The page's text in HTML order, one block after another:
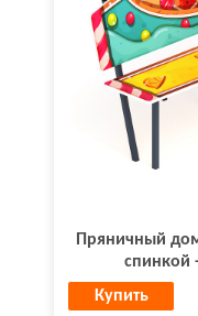
Пряничный
спинкой
Купить